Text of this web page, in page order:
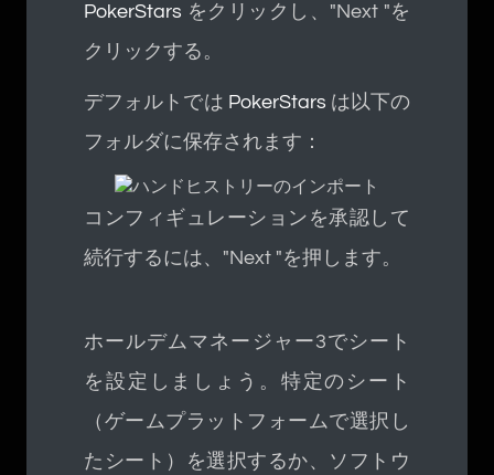
PokerStars をクリックし、"Next "を
クリックする。
デフォルトでは PokerStars は以下の
フォルダに保存されます：
コンフィギュレーションを承認して
続行するには、"Next "を押します。
ホールデムマネージャー3でシート
を設定しましょう。特定のシート
（ゲームプラットフォームで選択し
たシート）を選択するか、ソフトウ